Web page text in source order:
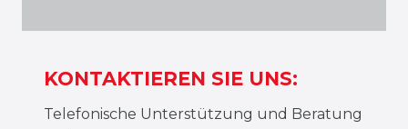
KONTAKTIEREN SIE UNS:
Telefonische Unterstützung und Beratung